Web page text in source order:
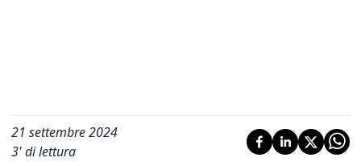
21 settembre 2024
3' di lettura